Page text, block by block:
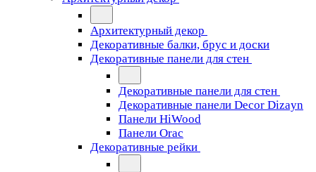
Архитектурный декор
Декоративные балки, брус и доски
Декоративные панели для стен
Декоративные панели для стен
Декоративные панели Decor Dizayn
Панели HiWood
Панели Orac
Декоративные рейки